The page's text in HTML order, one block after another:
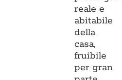
reale e
abitabile
della
casa,
fruibile
per gran